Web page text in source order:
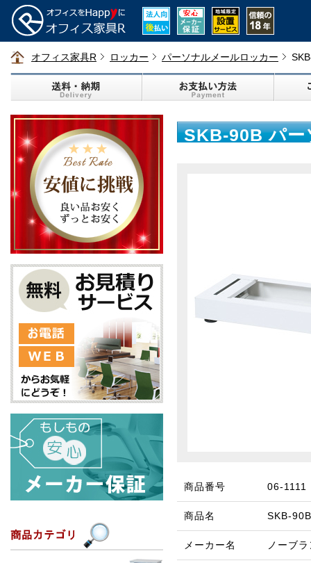
オフィス家具R ロッカー パーソナルメールロッカー
SKB-90B パー
商品番号 06-1111
商品名 SKB-
メーカー名 ノーブ